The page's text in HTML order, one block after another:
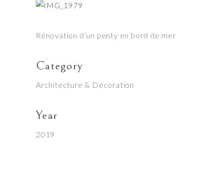
Rénovation d’un penty en bord de mer
Category
Architecture & Décoration
Year
2019